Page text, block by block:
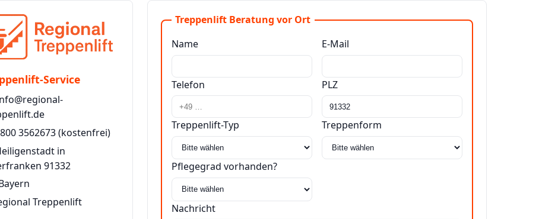
Service
3562673(kostenfrei)
in
91332
Treppenlift
Treppenlift Beratung vor Ort
Name
E-Mail
Telefon PLZ
Treppenlift-Typ Treppenform
Pflegegrad vorhanden?
Nachricht